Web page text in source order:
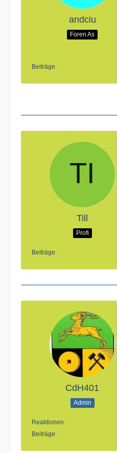
andciu
Foren As
Beiträge
Till
Profi
Beiträge
CdH401
Admin
Reaktionen
Beiträge